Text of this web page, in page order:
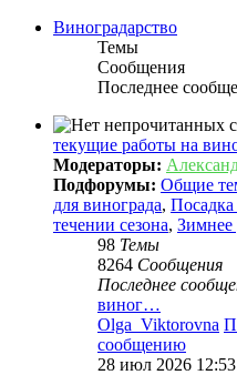
Виноградарство
Темы
Сообщения
Последнее
текущие работы на
Модераторы:
Подфорумы: Общие
для винограда, Посадка
течении сезона, Зимнее
98 Темы
8264 Сообщения
Последнее
виног…
Olga_Viktorovna
сообщению
28 июл 2026 12:53